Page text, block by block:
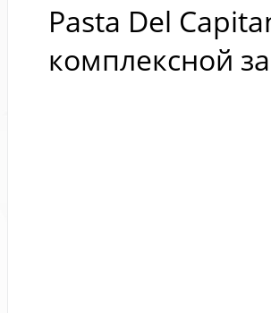
Pasta Del
комплексной